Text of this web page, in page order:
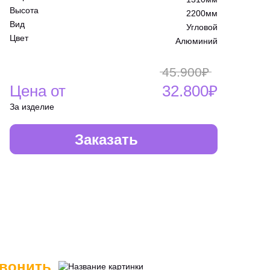
Высота
2200мм
Вид
Угловой
Цвет
Алюминий
Цена от
45.900₽
32.800₽
За изделие
Заказать